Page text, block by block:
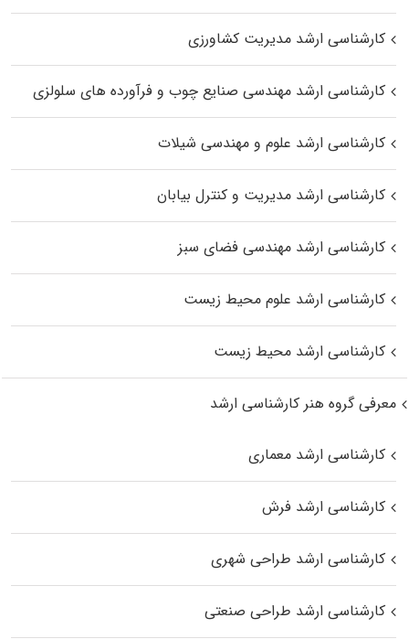
کارشناسی ارشد مدیریت کشاورزی
کارشناسی ارشد مهندسی صنایع چوب و فرآورده‌ های سلولزی
کارشناسی ارشد علوم و مهندسی شیلات
کارشناسی ارشد مدیریت و کنترل بیابان
کارشناسی ارشد مهندسی فضای سبز
کارشناسی ارشد علوم محیط‌ زیست
کارشناسی ارشد محیط زیست
معرفی گروه هنر کارشناسی ارشد
کارشناسی ارشد معماری
کارشناسی ارشد فرش
کارشناسی ارشد طراحی شهری
کارشناسی ارشد طراحی صنعتی